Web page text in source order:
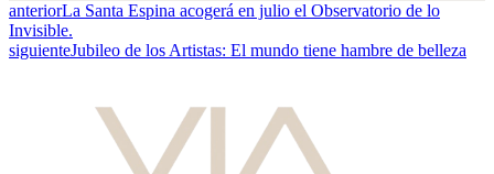
anteriorLa Santa Espina acogerá en julio el Observatorio de lo
Invisible.
siguienteJubileo de los Artistas: El mundo tiene hambre de belleza